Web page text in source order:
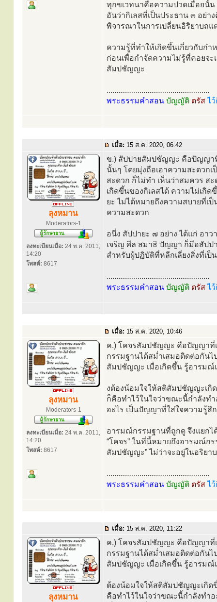
ทุกขเวทนาคือความปวดเมื่อยนั้น
อันว่ากิเลสที่เป็นประธาน ๓ อย่า
พิจารณาในการเปลี่ยนอิริยาบถแ
ความรู้ที่ทำให้เกิดขึ้นเกี่ยวกับกำ
ก่อนเพื่อกำจัดความไม่รู้ที่คอยจ
สัมปชัญญะ
.....................................................
พระธรรมคำสอน บัญญัติ ตรัสไ
เมื่อ: 15 ส.ค. 2020, 06:42
ลุงหมาน
Moderators-1
ลงทะเบียนเมื่อ: 24 พ.ค. 2011,
14:20
โพสต์: 8617
ข.) สัปปายสัมปชัญญะ คือปัญญา
นั้นๆ โดยมุ่งถือเอาความสะดวก
สะดวก ก็ไม่ทำ เห็นว่าสมควร ส
เกิดขึ้นของกิเลสได้ ความไม่เกิ
ยะ ไม่ได้หมายถึงความสบายที่เ
ความสะดวก
อนึ่ง สัปปายะ ๗ อย่าง ได้แก่ อา
เจริญ ศีล สมาธิ ปัญญา ก็มีอสัปป
สำหรับผู้ปฏิบัติที่หลีกเลี่ยงสิ่งที่เป็
.....................................................
พระธรรมคำสอน บัญญัติ ตรัสไ
เมื่อ: 15 ส.ค. 2020, 10:46
ลุงหมาน
Moderators-1
ลงทะเบียนเมื่อ: 24 พ.ค. 2011,
14:20
โพสต์: 8617
ค.) โคจรสัมปชัญญะ คือปัญญาที่
กรรมฐานได้สม่ำเสมอติดต่อกัน
สัมปชัญญะ เมื่อเกิดขึ้น รู้อารมณ์
งต้องน้อมใจให้สติสัมปชัญญะเกิ
ก็คือทำไว้ในใจว่าขณะนี้กำลังทำ
อะไร เป็นปัญญาที่ใส่ใจความรู้สึ
อารมณ์กรรมฐานที่ถูกดู จึงแยก
“โคจร” ในที่นี้หมายถึงอารมณ์ก
สัมปชัญญะ” ไม่ว่าจะอยู่ในอริย
.....................................................
พระธรรมคำสอน บัญญัติ ตรัสไ
เมื่อ: 15 ส.ค. 2020, 11:22
ลุงหมาน
ค.) โคจรสัมปชัญญะ คือปัญญาที่
กรรมฐานได้สม่ำเสมอติดต่อกัน
สัมปชัญญะ เมื่อเกิดขึ้น รู้อารมณ์
ต้องน้อมใจให้สติสัมปชัญญะเกิด
คือทำไว้ในใจว่าขณะนี้กำลังทำอ